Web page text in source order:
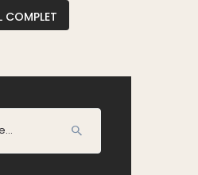
COMPLET